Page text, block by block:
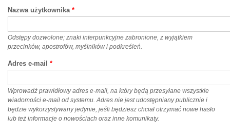
Nazwa użytkownika *
Odstępy dozwolone; znaki interpunkcyjne zabronione, z wyjątkiem
przecinków, apostrofów, myślników i podkreśleń.
Adres e-mail *
Wprowadź prawidłowy adres e-mail, na który będą przesyłane wszystkie
wiadomości e-mail od systemu. Adres nie jest udostępniany publicznie i
będzie wykorzystywany jedynie, jeśli będziesz chciał otrzymać nowe hasło
lub też informacje o nowościach oraz inne komunikaty.